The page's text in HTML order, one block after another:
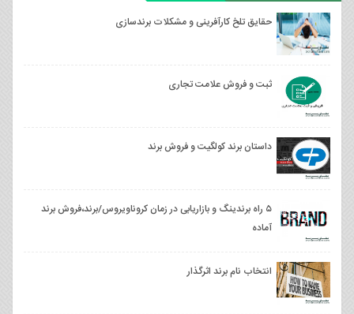
حقایق تلخ کارآفرینی و مشکلات برندسازی
ثبت و فروش علامت تجاری
داستان برند کولگیت و فروش برند
۵ راه برندینگ و بازاریابی در زمان کروناویروس/برند،فروش برند
آماده
انتخاب نام برند اثرگذار